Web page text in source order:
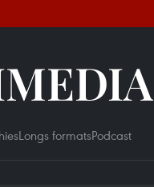
Longs formatsPodcast